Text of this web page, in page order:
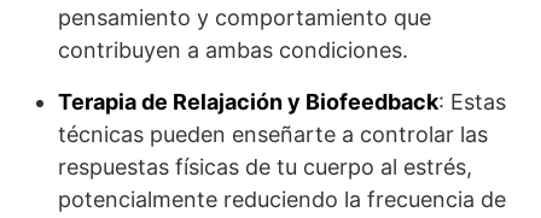
pensamiento y comportamiento que
contribuyen a ambas condiciones.
Terapia de Relajación y Biofeedback: Estas
técnicas pueden enseñarte a controlar las
respuestas físicas de tu cuerpo al estrés,
potencialmente reduciendo la frecuencia de